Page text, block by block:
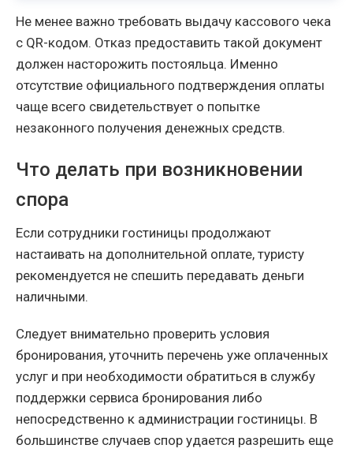
Не менее важно требовать выдачу кассового чека
с QR-кодом. Отказ предоставить такой документ
должен насторожить постояльца. Именно
отсутствие официального подтверждения оплаты
чаще всего свидетельствует о попытке
незаконного получения денежных средств.
Что делать при возникновении
спора
Если сотрудники гостиницы продолжают
настаивать на дополнительной оплате, туристу
рекомендуется не спешить передавать деньги
наличными.
Следует внимательно проверить условия
бронирования, уточнить перечень уже оплаченных
услуг и при необходимости обратиться в службу
поддержки сервиса бронирования либо
непосредственно к администрации гостиницы. В
большинстве случаев спор удается разрешить еще